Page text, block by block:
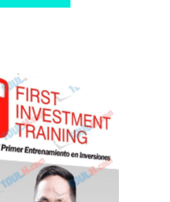
$ 250,00.$ 20,00.